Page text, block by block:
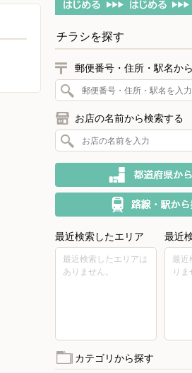
チラシを探す
郵便番号・住所・駅名か
お店の名前から検索する
最近検索したエリア
最近検索したエリアは
ありません。
最近
最近
りま
カテゴリから探す